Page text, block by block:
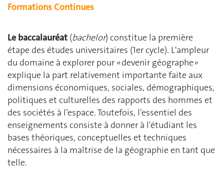
Formations Continues
Le baccalauréat (bachelor) constitue la première
étape des études universitaires (1er cycle). L'ampleur
du domaine à explorer pour « devenir géographe »
explique la part relativement importante faite aux
dimensions économiques, sociales, démographiques,
politiques et culturelles des rapports des hommes et
des sociétés à l’espace. Toutefois, l’essentiel des
enseignements consiste à donner à l'étudiant les
bases théoriques, conceptuelles et techniques
nécessaires à la maîtrise de la géographie en tant que
telle.